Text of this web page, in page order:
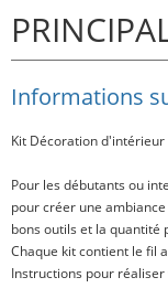
Informations
Kit Décoration d'intérieur
Pour les débutants ou
pour créer une
bons outils et la quantité
Chaque kit contient le fil
Instructions pour